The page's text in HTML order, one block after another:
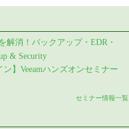
解消！バックアップ・EDR・
& Security
ン】Veeamハンズオンセミナー
セミナー情報一覧